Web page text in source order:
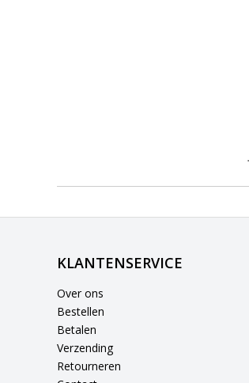
KLANTENSERVICE
Over ons
Bestellen
Betalen
Verzending
Retourneren